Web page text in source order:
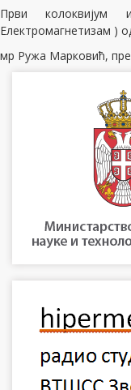
Први колоквијум
Електромагнетизам )
мр Ружа Марковић,